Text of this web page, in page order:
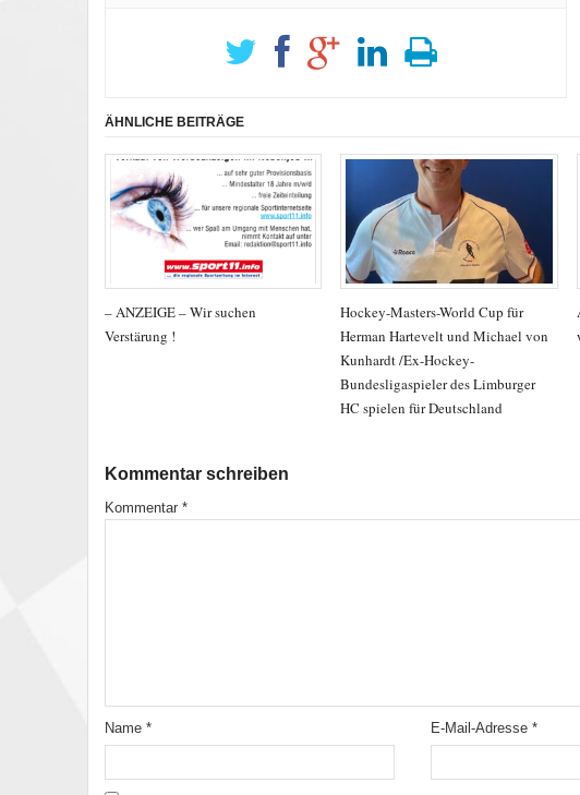
ÄHNLICHE BEITRÄGE
– ANZEIGE – Wir suchen
Verstärung !
Hockey-Masters-World Cup für
Herman Hartevelt und Michael von
Kunhardt /Ex-Hockey-
Bundesligaspieler des Limburger
HC spielen für Deutschland
Kommentar schreiben
Kommentar *
Name * E-Mail-Adresse*